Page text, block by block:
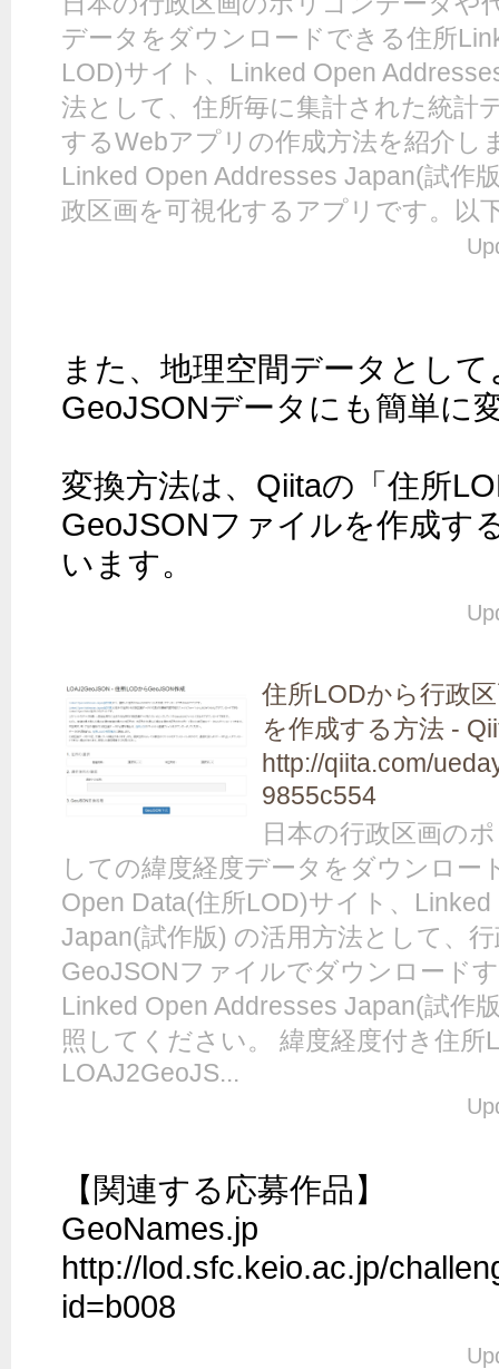
データをダウンロードできる住所
LOD)サイト、Linked Open
法として、住所毎に集計された統計
するWebアプリの作成方法を紹介し
Linked Open Addresses Japan(試作
政区画を可視化するアプリです。以
また、地理空間データとし
GeoJSONデータにも簡単に
変換方法は、Qiitaの「住所
GeoJSONファイルを作成す
います。
住所LODから行政
を作成する方法 -
http://qiita.com/
9855c554
日本の行政区画の
しての緯度経度データをダウンロー
Open Data(住所LOD)サイト、
Japan(試作版) の活用方法として、
GeoJSONファイルでダウンロード
Linked Open Addresses Japan(試作
照してください。 緯度経度付き住所
LOAJ2GeoJS...
【関連する応募作品】
GeoNames.jp
http://lod.sfc.keio.ac.jp/
id=b008